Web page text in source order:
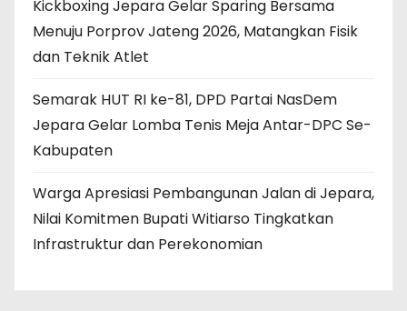
Kickboxing Jepara Gelar Sparing Bersama
Menuju Porprov Jateng 2026, Matangkan Fisik
dan Teknik Atlet
Semarak HUT RI ke-81, DPD Partai NasDem
Jepara Gelar Lomba Tenis Meja Antar-DPC Se-
Kabupaten
Warga Apresiasi Pembangunan Jalan di Jepara,
Nilai Komitmen Bupati Witiarso Tingkatkan
Infrastruktur dan Perekonomian